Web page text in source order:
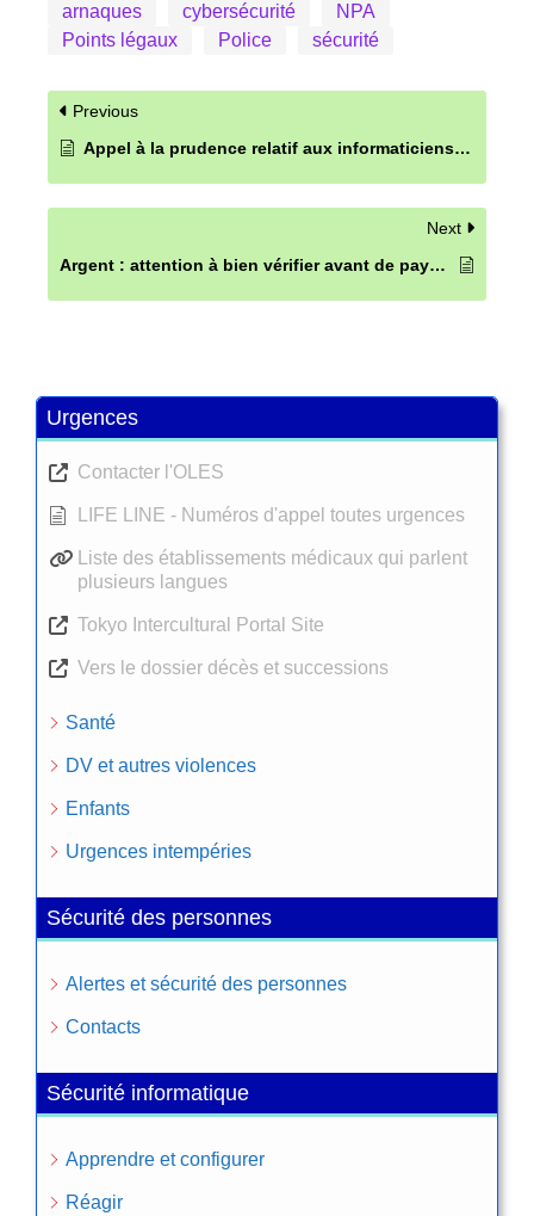
Urgences
Contacter l'OLES
LIFE LINE - Numéros d'appel toutes urgences
Liste des établissements médicaux qui parlent
plusieurs langues
Tokyo Intercultural Portal Site
Vers le dossier décès et successions
Santé
DV et autres violences
Enfants
Urgences intempéries
Sécurité des personnes
Alertes et sécurité des personnes
Contacts
Sécurité informatique
Apprendre et configurer
Réagir
arnaques
cybersécurité
NPA
Points légaux
Police sécurité
Previous
Appel à la prudence relatif aux informaticiens nord-coréens
Next
Argent : attention à bien vérifier avant de payer ou d’investir !